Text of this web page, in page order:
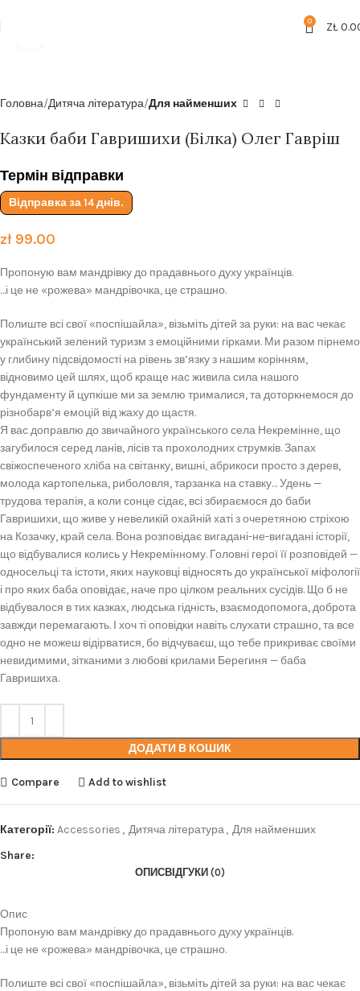
0 ZŁ
Головна Дитяча література Для найменших
Казки баби Гавришихи (Білка) Олег Гавріш
Термін відправки
Відправка за 14 днів.
zł99.00
Пропоную вам мандрівку до прадавнього духу українців.
…і це не «рожева» мандрівочка, це страшно.
Полиште всі свої «поспішайла», візьміть дітей за руки: на вас чекає
український зелений туризм з емоційними гірками. Ми разом пірнемо
у глибину підсвідомості на рівень зв’язку з нашим корінням,
відновимо цей шлях, щоб краще нас живила сила нашого
фундаменту й цупкіше ми за землю трималися, та доторкнемося до
різнобарв’я емоцій від жаху до щастя.
Я вас доправлю до звичайного українського села Некремінне, що
загубилося серед ланів, лісів та прохолодних струмків. Запах
свіжоспеченого хліба на світанку, вишні, абрикоси просто з дерев,
молода картопелька, риболовля, тарзанка на ставку… Удень —
трудова терапія, а коли сонце сідає, всі збираємося до баби
Гавришихи, що живе у невеликій охайній хаті з очеретяною стріхою
на Козачку, край села. Вона розповідає вигадані-не-вигадані історії,
що відбувалися колись у Некремінному. Головні герої її розповідей —
односельці та істоти, яких науковці відносять до української міфології
і про яких баба оповідає, наче про цілком реальних сусідів. Що б не
відбувалося в тих казках, людська гідність, взаємодопомога, доброта
завжди перемагають. І хоч ті оповідки навіть слухати страшно, та все
одно не можеш відірватися, бо відчуваєш, що тебе прикриває своїми
невидимими, зітканими з любові крилами Берегиня — баба
Гавришиха.
ДОДАТИ В КОШИК
Compare Add to wishlist
Категорії: Accessories , Дитяча література, Для найменших
Share:
ОПИСВІДГУКИ (0)
Опис
Пропоную вам мандрівку до прадавнього духу українців.
…і це не «рожева» мандрівочка, це страшно.
Полиште всі свої «поспішайла», візьміть дітей за руки: на вас чекає